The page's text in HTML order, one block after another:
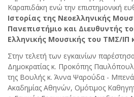
Καραπιδάκη ενώ την επιστημονική
Ιστορίας της Νεοελληνικής
Πανεπιστήμιο και Διευθυντής
Ελληνικής Μουσικής του ΤΜΣ/
Στην τελετή των εγκαινίων
Δημοκρατίας κ. Προκόπης
της Βουλής κ. Άννα Ψαρούδα -
Ακαδημίας Αθηνών, Ομότιμος